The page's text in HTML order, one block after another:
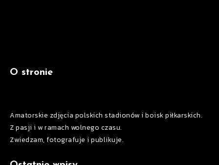
O stronie
Amatorskie zdjęcia polskich stadionów i boisk piłkarskich.
Z pasji i w ramach wolnego czasu.
Zwiedzam, fotografuje i publikuje.